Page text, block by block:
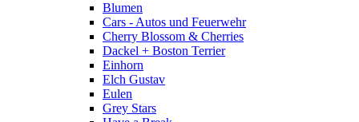
Blumen
Cars - Autos und Feuerwehr
Cherry Blossom & Cherries
Dackel + Boston Terrier
Einhorn
Elch Gustav
Eulen
Grey Stars